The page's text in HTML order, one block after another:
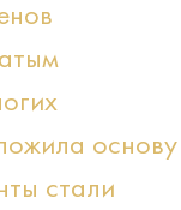
основу
стали